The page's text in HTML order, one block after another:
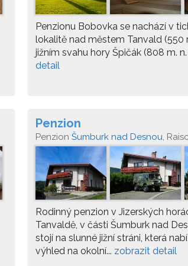
Penzionu Bobovka se nachází v
lokalitě nad městem Tanvald (550
jižním svahu hory Špičák (808 m. n.
detail
Penzion
Penzion Šumburk nad Desnou,
Rodinný penzion v Jizerských
Tanvaldě, v části Šumburk nad
stojí na slunné jižní stráni, která
výhled na okolní... zobrazit detail